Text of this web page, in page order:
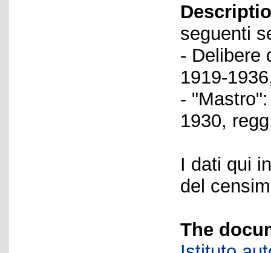
seguenti
- Delibere
1919-
-
1930,
I dati qui
del
The